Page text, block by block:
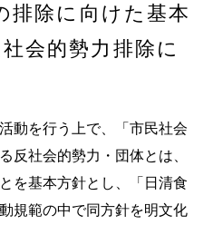
排除に向けた基本
会的勢力排除に
動を行う上で、「市民社会
反社会的勢力・団体とは、
を基本方針とし、「日清食
規範の中で同方針を明文化